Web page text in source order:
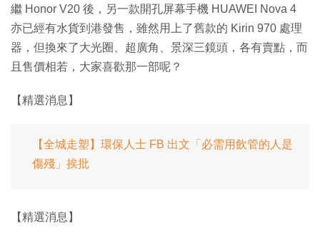
繼 Honor V20 後，另一款開孔屏幕手機 HUAWEI Nova 4
亦已經有水貨到港發售，雖然用上了舊款的 Kirin 970 處理
器，但換來了大光圈、超廣角、景深三鏡頭，各有賣點，而
且售價相若，大家喜歡那一部呢？
【精選消息】
【全城走塑】環保人士 FB 出文「必需用飲管的人是
傷殘」挨批
【精選消息】